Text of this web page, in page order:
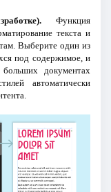
Функция
текста и
Выберите один из
под содержимое, и
больших документах
автоматически